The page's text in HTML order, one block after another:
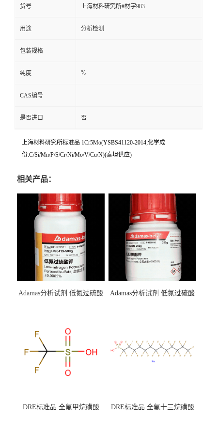
货号 上海材料研究所#材字983
用途 分析检测
包装规格
纯度 %
CAS编号
是否进口 否
上海材料研究所标准品 1Cr5Mo(YSBS41120-2014;化学成
份:C/Si/Mn/P/S/Cr/Ni/Mo/V/Cu/N)(泰坦供应)
相关产品：
Adamas分析试剂 低氮过硫酸
（泰坦现货供应）
Adamas分析试剂 低氮过硫酸
DRE标准品 全氟甲烷磺酸
DRE标准品 全氟十三烷磺酸